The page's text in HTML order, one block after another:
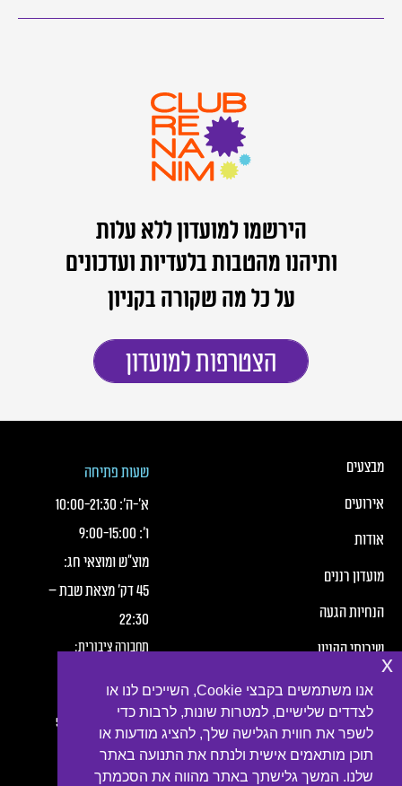
הירשמו למועדון ללא עלות
ותיהנו מהטבות בלעדיות ועדכונים
על כל מה שקורה בקניון
הצטרפות למועדון
כותרת תחתונה של העמוד
כותרת תחונה של העמוד עם קישורי תפריט
מבצעים
אירועים
אודות
מועדון רננים
הנחיות הגעה
שירותי הקניון
תנאי שימוש
הצהרת פרטיות
נגישות
שעות פתיחה
א׳-ה׳:
10:00-21:30
ו׳:
9:00-15:00
מוצ"ש ומוצאי חג:
45 דק' מצאת שבת –
22:30
תחבורה ציבורית:
קווים:
2, 3, 4, 6, 7, 10, 16, 54
אנו משתמשים בקבצי Cookie, השייכים לנו או
לצדדים שלישיים, למטרות שונות, לרבות כדי
לשפר את חווית הגלישה שלך, להציג מודעות או
תוכן מותאמים אישית ולנתח את התנועה באתר
שלנו. המשך גלישתך באתר מהווה את הסכמתך
x